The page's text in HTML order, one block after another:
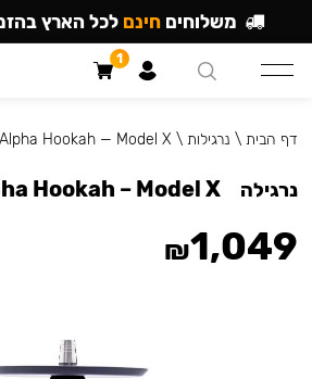
דף הבית \ נרגילות \
Alpha Hookah — Model X
נרגילה Hookah – Model X
₪1,049
משלוחים חינם לכל הארץ
1